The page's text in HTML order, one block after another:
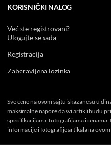
KORISNIČKI NALOG
Već ste registrovani?
Ulogujte se sada
Registracija
Zaboravljena lozinka
Sve cene na ovom sajtu iskazane su u
maksimalne napore da svi artikli budu
specifikacijama, fotografijama i cenama.
informacije i fotografije artikala na